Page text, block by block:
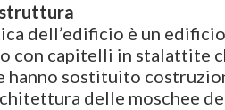
dell’edificio è un
con capitelli in stalattite
hanno sostituito
delle moschee